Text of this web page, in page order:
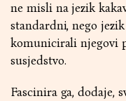
ne misli na jezik
standardni, nego
komunicirali njegovi
susjedstvo.
Fascinira ga, dodaje,